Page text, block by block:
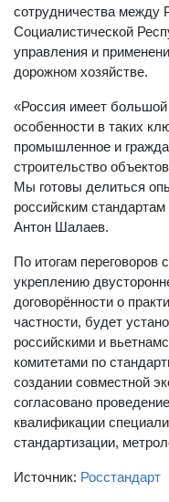
сотрудничества между
Социалистической
управления и
дорожном хозяйстве.
«Россия имеет
особенности в таких
промышленное и
строительство
Мы готовы делиться
российским
Антон Шалаев.
По итогам переговоров
укреплению
договорённости о
частности, будет
российскими и
комитетами по
создании совместной
согласовано
квалификации
стандартизации,
Источник: Росстандарт